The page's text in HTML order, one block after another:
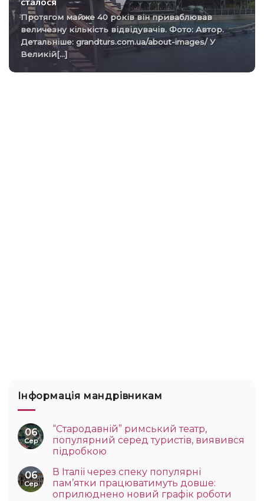
Протягом майже 40 років він приваблював
величезну кількість відвідувачів. Фото: Автор.
Детальніше: grandturs.com.ua/about-images/ У
Великій[...]
Інформація мандрівникам
06
Сер
“Стародавній” римський театр,
популярний серед туристів, виявився
підробкою
06
Сер
В Італії через спеку популярні
пам’ятки працюватимуть довше:
оприлюднено новий графік роботи